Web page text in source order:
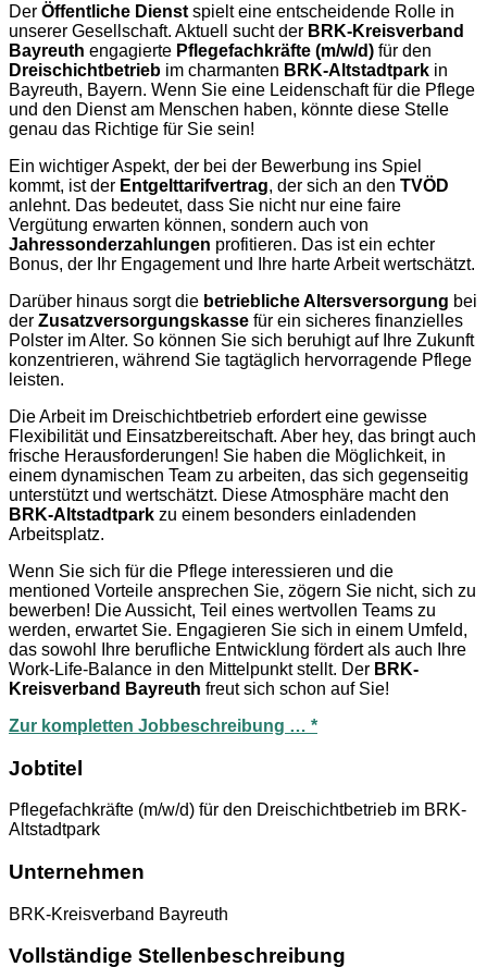
Der Öffentliche Dienst spielt eine entscheidende Rolle in
unserer Gesellschaft. Aktuell sucht der BRK-Kreisverband
Bayreuth engagierte Pflegefachkräfte (m/w/d) für den
Dreischichtbetrieb im charmanten BRK-Altstadtpark in
Bayreuth, Bayern. Wenn Sie eine Leidenschaft für die Pflege
und den Dienst am Menschen haben, könnte diese Stelle
genau das Richtige für Sie sein!
Ein wichtiger Aspekt, der bei der Bewerbung ins Spiel
kommt, ist der Entgelttarifvertrag, der sich an den TVÖD
anlehnt. Das bedeutet, dass Sie nicht nur eine faire
Vergütung erwarten können, sondern auch von
Jahressonderzahlungen profitieren. Das ist ein echter
Bonus, der Ihr Engagement und Ihre harte Arbeit wertschätzt.
Darüber hinaus sorgt die betriebliche Altersversorgung bei
der Zusatzversorgungskasse für ein sicheres finanzielles
Polster im Alter. So können Sie sich beruhigt auf Ihre Zukunft
konzentrieren, während Sie tagtäglich hervorragende Pflege
leisten.
Die Arbeit im Dreischichtbetrieb erfordert eine gewisse
Flexibilität und Einsatzbereitschaft. Aber hey, das bringt auch
frische Herausforderungen! Sie haben die Möglichkeit, in
einem dynamischen Team zu arbeiten, das sich gegenseitig
unterstützt und wertschätzt. Diese Atmosphäre macht den
BRK-Altstadtpark zu einem besonders einladenden
Arbeitsplatz.
Wenn Sie sich für die Pflege interessieren und die
mentioned Vorteile ansprechen Sie, zögern Sie nicht, sich zu
bewerben! Die Aussicht, Teil eines wertvollen Teams zu
werden, erwartet Sie. Engagieren Sie sich in einem Umfeld,
das sowohl Ihre berufliche Entwicklung fördert als auch Ihre
Work-Life-Balance in den Mittelpunkt stellt. Der BRK-
Kreisverband Bayreuth freut sich schon auf Sie!
Zur kompletten Jobbeschreibung … *
Jobtitel
Pflegefachkräfte (m/w/d) für den Dreischichtbetrieb im BRK-
Altstadtpark
Unternehmen
BRK-Kreisverband Bayreuth
Vollständige Stellenbeschreibung